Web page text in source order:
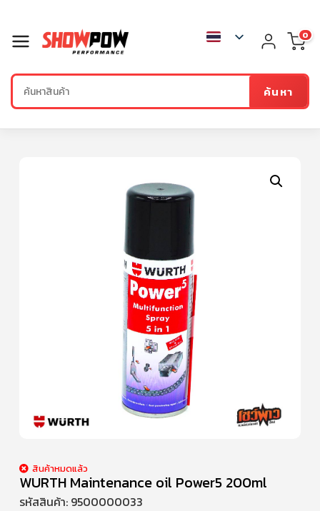
ค้นหา
0
สินค้าหมดแล้ว
WURTH Maintenance oil Power5 200ml
รหัสสินค้า: 9500000033